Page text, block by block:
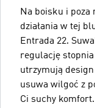
Na boisku i poza
działania w tej
Entrada 22.
regulację stopnia
utrzymują
usuwa wilgoć z
Ci suchy komfort.